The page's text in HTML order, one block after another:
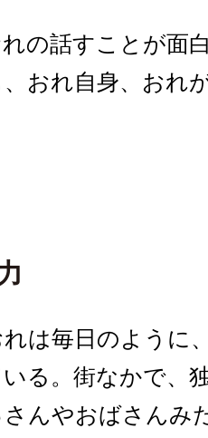
の話すことが面
おれ自身、おれ
は毎日のように
る。街なかで、
んやおばさんみ